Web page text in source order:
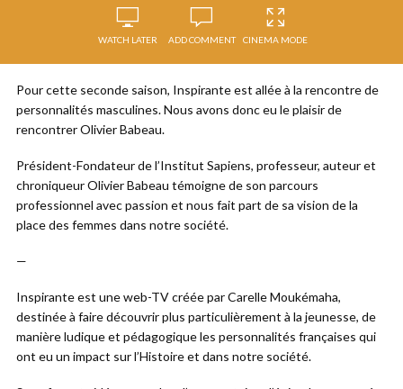
WATCH LATER ADD COMMENT CINEMA MODE
Pour cette seconde saison, Inspirante est allée à la rencontre de
personnalités masculines. Nous avons donc eu le plaisir de
rencontrer Olivier Babeau.
Président-Fondateur de l’Institut Sapiens, professeur, auteur et
chroniqueur Olivier Babeau témoigne de son parcours
professionnel avec passion et nous fait part de sa vision de la
place des femmes dans notre société.
—
Inspirante est une web-TV créée par Carelle Moukémaha,
destinée à faire découvrir plus particulièrement à la jeunesse, de
manière ludique et pédagogique les personnalités françaises qui
ont eu un impact sur l’Histoire et dans notre société.